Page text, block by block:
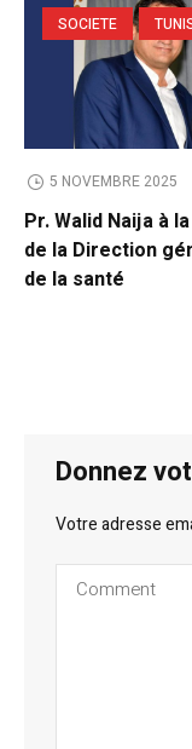
SOCIETE
5 NOVEMBRE 2025
Pr. Walid Naija à
de la Direction
de la santé
Donnez
Votre adresse